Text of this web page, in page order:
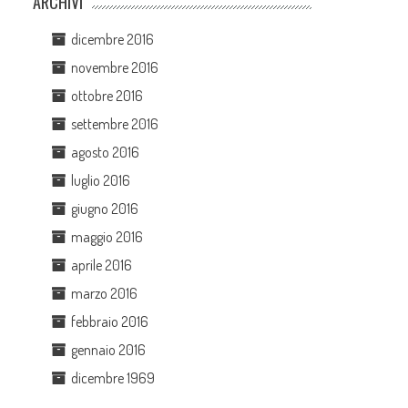
dicembre 2016
novembre 2016
ottobre 2016
settembre 2016
agosto 2016
luglio 2016
giugno 2016
maggio 2016
aprile 2016
marzo 2016
febbraio 2016
gennaio 2016
dicembre 1969